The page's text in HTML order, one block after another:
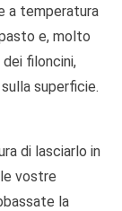
a temperatura
e, molto
filoncini,
superficie.
di lasciarlo in
vostre
la